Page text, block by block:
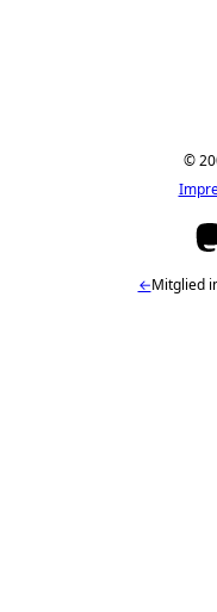
©
←Mitglied